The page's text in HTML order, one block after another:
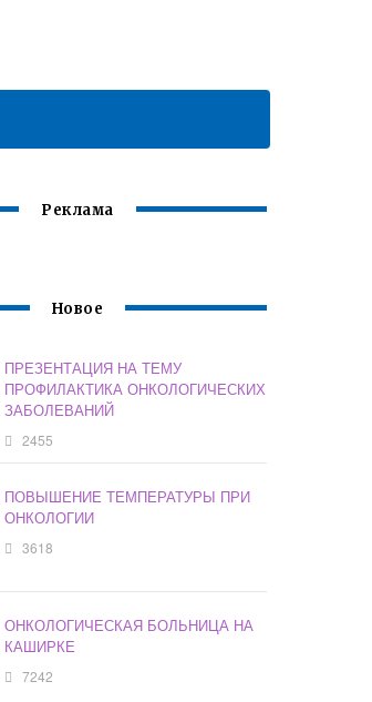
Реклама
Новое
ПРЕЗЕНТАЦИЯ НА ТЕМУ
ПРОФИЛАКТИКА ОНКОЛОГИЧЕСКИХ
ЗАБОЛЕВАНИЙ
2455
ПОВЫШЕНИЕ ТЕМПЕРАТУРЫ ПРИ
ОНКОЛОГИИ
3618
ОНКОЛОГИЧЕСКАЯ БОЛЬНИЦА НА
КАШИРКЕ
7242